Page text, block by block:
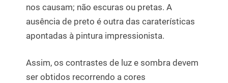
nos causam; não escuras ou pretas. A
ausência de preto é outra das caraterísticas
apontadas à pintura impressionista.
Assim, os contrastes de luz e sombra devem
ser obtidos recorrendo a cores